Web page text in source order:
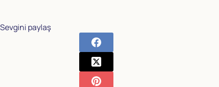
Sevgini paylaş